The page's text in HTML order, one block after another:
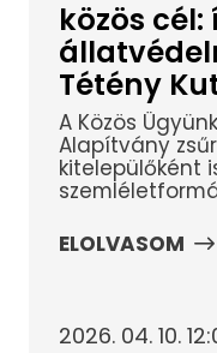
közös
Tétény
A Közös
Alapítvány
kitelepülőként
ELOLVASOM
2026. 04. 10.